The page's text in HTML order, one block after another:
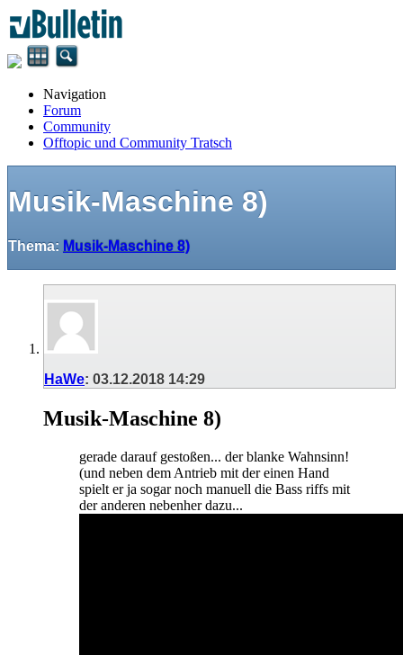
Navigation
Forum
Community
Offtopic und Community Tratsch
Musik-Maschine 8)
Thema: Musik-Maschine 8)
HaWe: 03.12.2018 14:29
Musik-Maschine 8)
gerade darauf gestoßen... der blanke Wahnsinn!
(und neben dem Antrieb mit der einen Hand
spielt er ja sogar noch manuell die Bass riffs mit
der anderen nebenher dazu...